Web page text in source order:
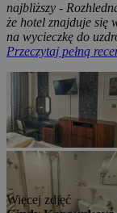
najbliższy -
że hotel znajduje się
na wycieczkę do
Przeczytaj pełną
Więcej zdjęć